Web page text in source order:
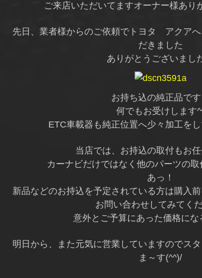
ご来店いただいてますオーナー様あ
先日、業者様からのご依頼でトヨタ アクア
だきました
ありがとうございまし
お持ち込の純正品です
何でもお受けします
ETC車載器も純正位置へ少々加工を
当店では、お持込の取付もお
カーナビだけではなく他のパーツの
あっ！
新品などのお持込を予定されている方は購入
お問い合わせしてみてく
意外とご予算にあった価格にな
明日から、また元気に営業していますのでス
ま～す(^^)/